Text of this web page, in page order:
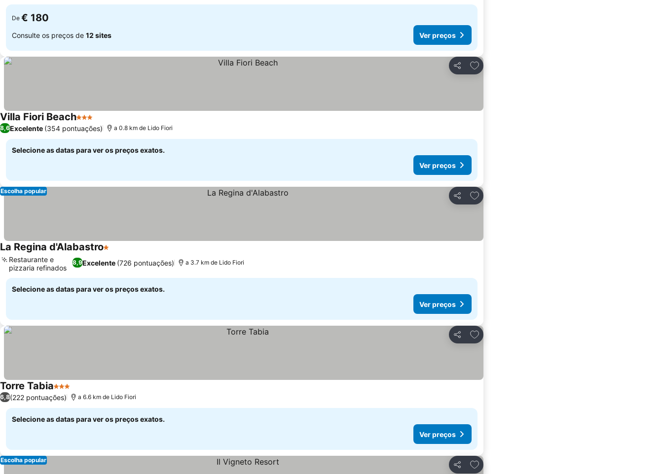
De € 180
Consulte os preços de 12 sites Ver preços
Partilhar
Adicionar aos favoritos
Villa Fiori Beach3 Estrelas
8,6Excelente (354 pontuações) a 0.8 km de Lido Fiori
Selecione as datas para ver os preços exatos.
Ver preços
Partilhar
Adicionar aos favoritos
Escolha popular
La Regina d'Alabastro1 Estrelas
8,9Excelente (726 pontuações)
Restaurante e
pizzaria refinados
a 3.7 km de Lido Fiori
Selecione as datas para ver os preços exatos.
Ver preços
Partilhar
Adicionar aos favoritos
Torre Tabia3 Estrelas
6,8(222 pontuações) a 6.6 km de Lido Fiori
Selecione as datas para ver os preços exatos.
Ver preços
Partilhar
Adicionar aos favoritos
Escolha popular